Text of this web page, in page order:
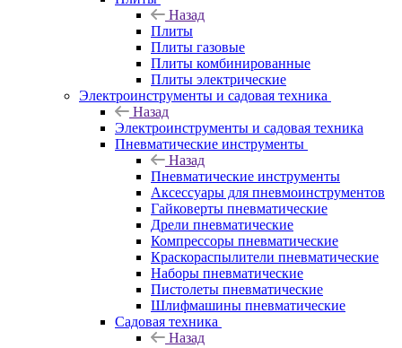
Назад
Плиты
Плиты газовые
Плиты комбинированные
Плиты электрические
Электроинструменты и садовая техника
Назад
Электроинструменты и садовая техника
Пневматические инструменты
Назад
Пневматические инструменты
Аксессуары для пневмоинструментов
Гайковерты пневматические
Дрели пневматические
Компрессоры пневматические
Краскораспылители пневматические
Наборы пневматические
Пистолеты пневматические
Шлифмашины пневматические
Садовая техника
Назад